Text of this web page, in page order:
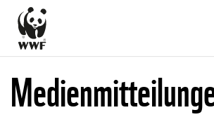
Direkt
zum
Inhalt